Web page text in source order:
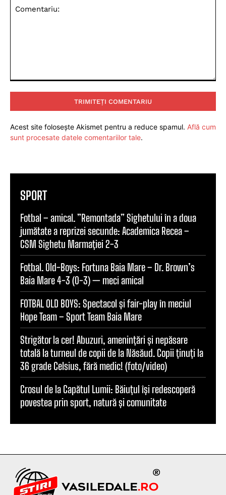
Acest site folosește Akismet pentru a reduce spamul. Află cum
sunt procesate datele comentariilor tale.
SPORT
Fotbal – amical. ”Remontada” Sighetului în a doua
jumătate a reprizei secunde: Academica Recea –
CSM Sighetu Marmației 2-3
Fotbal. Old-Boys: Fortuna Baia Mare – Dr. Brown’s
Baia Mare 4-3 (0-3) — meci amical
FOTBAL OLD BOYS: Spectacol și fair-play în meciul
Hope Team – Sport Team Baia Mare
Strigător la cer! Abuzuri, amenințări și nepăsare
totală la turneul de copii de la Năsăud. Copii ținuți la
36 grade Celsius, fără medic! (foto/video)
Crosul de la Capătul Lumii: Băiuțul își redescoperă
povestea prin sport, natură și comunitate